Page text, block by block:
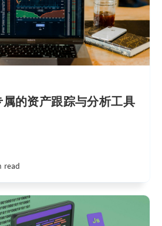
的资产跟踪与分析工具
read